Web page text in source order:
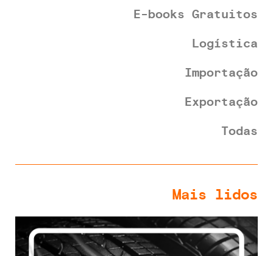
E-books Gratuitos
Logística
Importação
Exportação
Todas
Mais lidos